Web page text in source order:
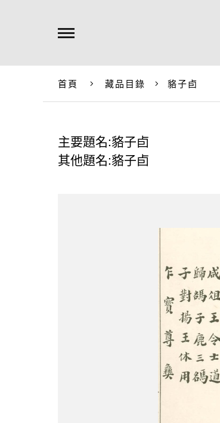
首頁 藏品目錄 貉子卣
主要題名:貉子卣
其他題名:貉子卣